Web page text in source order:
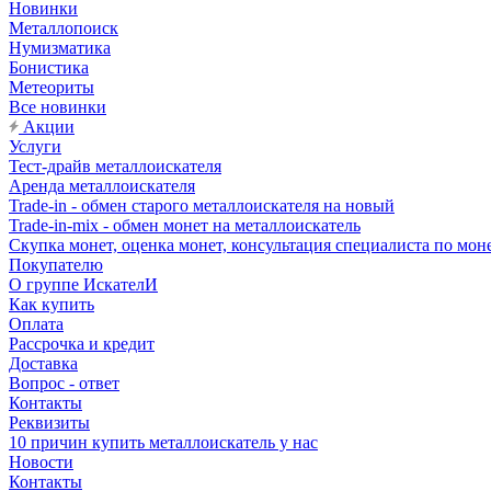
Новинки
Металлопоиск
Нумизматика
Бонистика
Метеориты
Все новинки
Акции
Услуги
Тест-драйв металлоискателя
Аренда металлоискателя
Trade-in - обмен старого металлоискателя на новый
Trade-in-mix - обмен монет на металлоискатель
Скупка монет, оценка монет, консультация специалиста по
Покупателю
О группе ИскателИ
Как купить
Оплата
Рассрочка и кредит
Доставка
Вопрос - ответ
Контакты
Реквизиты
10 причин купить металлоискатель у нас
Новости
Контакты